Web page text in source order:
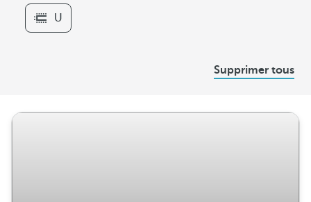
e
r
U
Supprimer tous